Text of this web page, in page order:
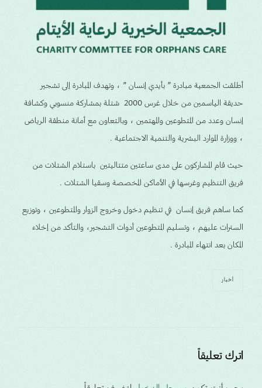
أطلقت الجمعية مبادرة ” بأيدي إنسان ” ، وتهدف المبادرة إلى تشجير
حديقة الياسمين من خلال غرس 2000 شتلة بمشاركة منسوبي وكشافة
إنسان وعدد من المتطوعين والمهتمين ، وبالتعاون مع أمانة منطقة الرياض
، ووزارة الموارد البشرية والتنمية الاجتماعية .
حيث قام المشاركون على مدى ساعتين متتاليتين باستلام الشتلات من
فريق التنظيم وغرسها في الأماكن المخصصة وسقيا الشتلات .
كما ساهم فريق إنسان في تنظيم دخول وخروج الزوار والمتطوعين ، وتوزيع
السترات عليهم ، وتسليم المتطوعين أدوات التشجير، والتأكد من إخلاء
المكان بعد انتهاء المبادرة .
أخبار
اترك تعليقاً